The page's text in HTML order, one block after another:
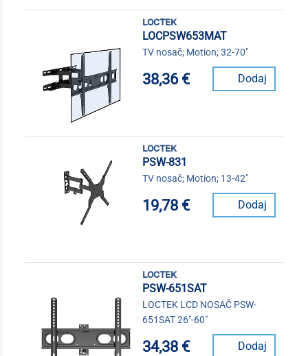
loctek
LOCPSW653MAT
TV nosač; Motion; 32-70"
38,36 € Dodaj
loctek
PSW-831
TV nosač; Motion; 13-42"
19,78 € Dodaj
loctek
PSW-651SAT
LOCTEK LCD NOSAČ PSW-
651SAT 26"-60"
34,38 € Dodaj